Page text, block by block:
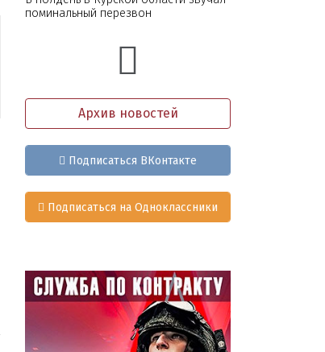
поминальный перезвон
Архив новостей
Подписаться ВКонтакте
Подписаться на Одноклассники